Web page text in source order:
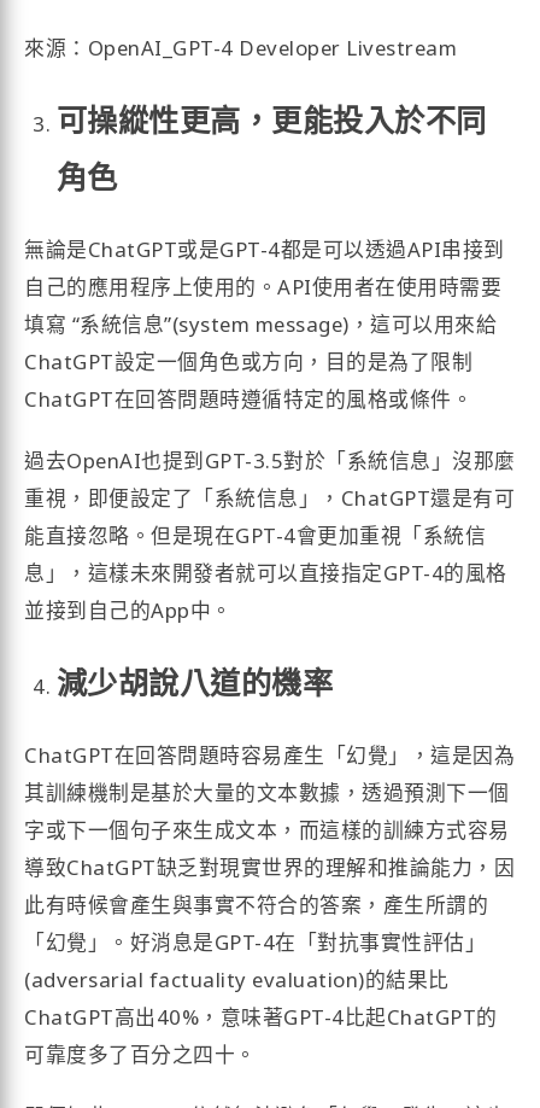
來源：OpenAI_GPT-4 Developer Livestream
可操縱性更高，更能投入於不同
角色
無論是ChatGPT或是GPT-4都是可以透過API串接到
自己的應用程序上使用的。API使用者在使用時需要
填寫 “系統信息”(system message)，這可以用來給
ChatGPT設定一個角色或方向，目的是為了限制
ChatGPT在回答問題時遵循特定的風格或條件。
過去OpenAI也提到GPT-3.5對於「系統信息」沒那麼
重視，即便設定了「系統信息」，ChatGPT還是有可
能直接忽略。但是現在GPT-4會更加重視「系統信
息」，這樣未來開發者就可以直接指定GPT-4的風格
並接到自己的App中。
減少胡說八道的機率
ChatGPT在回答問題時容易產生「幻覺」，這是因為
其訓練機制是基於大量的文本數據，透過預測下一個
字或下一個句子來生成文本，而這樣的訓練方式容易
導致ChatGPT缺乏對現實世界的理解和推論能力，因
此有時候會產生與事實不符合的答案，產生所謂的
「幻覺」。好消息是GPT-4在「對抗事實性評估」
(adversarial factuality evaluation)的結果比
ChatGPT高出40%，意味著GPT-4比起ChatGPT的
可靠度多了百分之四十。